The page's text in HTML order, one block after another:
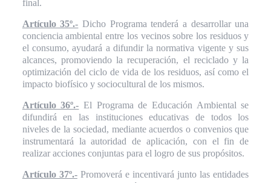
final.
Artículo 35º.- Dicho Programa tenderá a desarrollar una
conciencia ambiental entre los vecinos sobre los residuos y
el consumo, ayudará a difundir la normativa vigente y sus
alcances, promoviendo la recuperación, el reciclado y la
optimización del ciclo de vida de los residuos, así como el
impacto biofísico y sociocultural de los mismos.
Artículo 36º.- El Programa de Educación Ambiental se
difundirá en las instituciones educativas de todos los
niveles de la sociedad, mediante acuerdos o convenios que
instrumentará la autoridad de aplicación, con el fin de
realizar acciones conjuntas para el logro de sus propósitos.
Artículo 37º.-Promoverá e incentivará junto las entidades